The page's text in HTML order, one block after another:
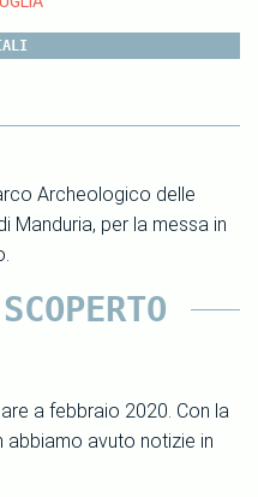
Archeologico delle
Manduria, per la messa in
a febbraio 2020. Con la
abbiamo avuto notizie in